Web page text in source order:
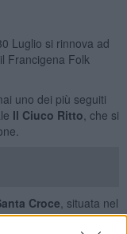
Luglio si rinnova ad
Francigena Folk
uno dei più seguiti
Il Ciuco Ritto , che si
Croce , situata nel
indiscussa sarà la